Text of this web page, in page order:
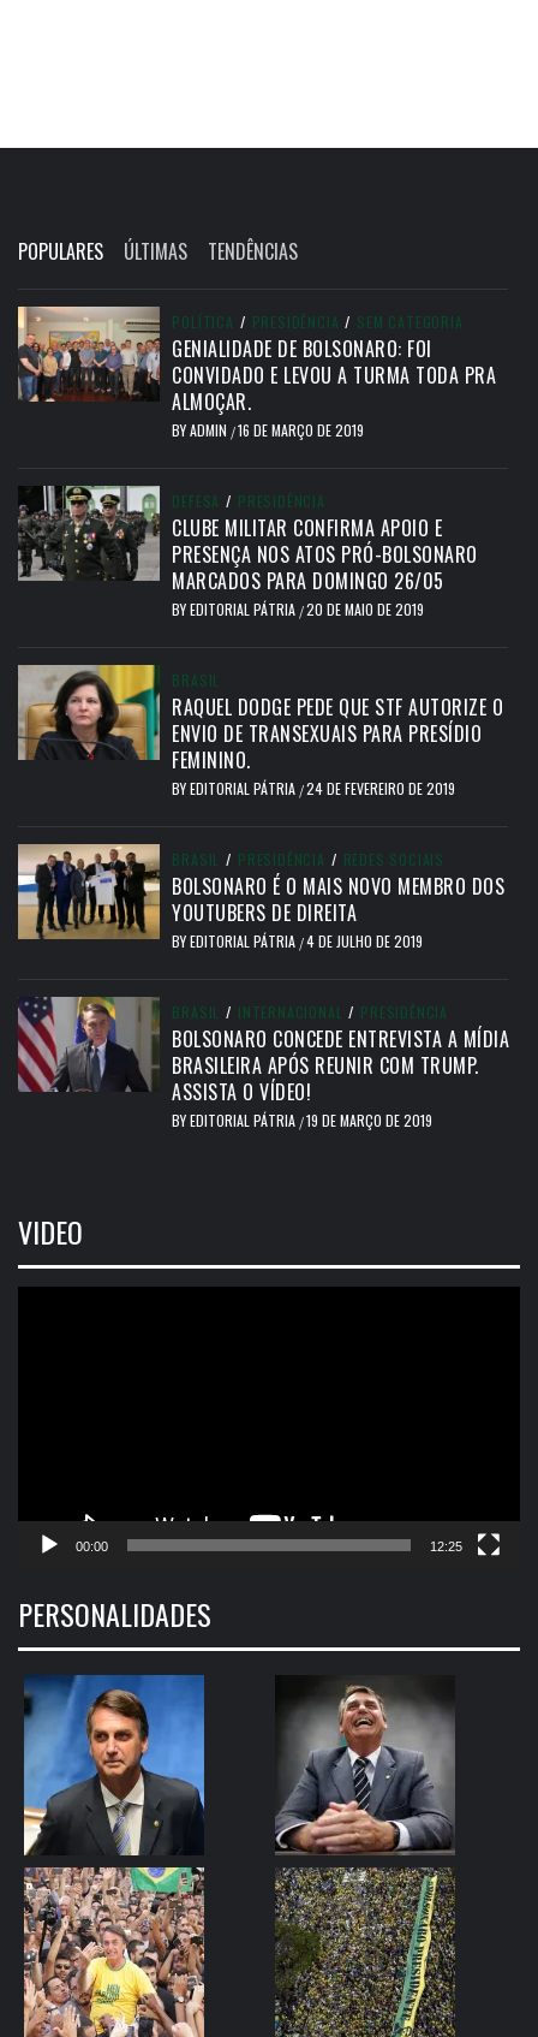
POPULARES ÚLTIMAS TENDÊNCIAS
POLÍTICA / PRESIDÊNCIA / SEM CATEGORIA
GENIALIDADE DE BOLSONARO: FOI
CONVIDADO E LEVOU A TURMA TODA PRA
ALMOÇAR.
BYADMIN /16 DE MARÇO DE 2019
DEFESA / PRESIDÊNCIA
CLUBE MILITAR CONFIRMA APOIO E
PRESENÇA NOS ATOS PRÓ-BOLSONARO
MARCADOS PARA DOMINGO 26/05
BYEDITORIAL PÁTRIA /20 DE MAIO DE 2019
BRASIL
RAQUEL DODGE PEDE QUE STF AUTORIZE O
ENVIO DE TRANSEXUAIS PARA PRESÍDIO
FEMININO.
BYEDITORIAL PÁTRIA /24 DE FEVEREIRO DE 2019
BRASIL / PRESIDÊNCIA / REDES SOCIAIS
BOLSONARO É O MAIS NOVO MEMBRO DOS
YOUTUBERS DE DIREITA
BYEDITORIAL PÁTRIA /4 DE JULHO DE 2019
BRASIL / INTERNACIONAL / PRESIDÊNCIA
BOLSONARO CONCEDE ENTREVISTA A MÍDIA
BRASILEIRA APÓS REUNIR COM TRUMP.
ASSISTA O VÍDEO!
BYEDITORIAL PÁTRIA /19 DE MARÇO DE 2019
VIDEO
00:00 12:25
PERSONALIDADES